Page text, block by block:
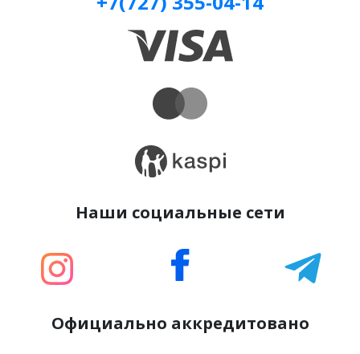
Наши социальные сети
Официально аккредитовано